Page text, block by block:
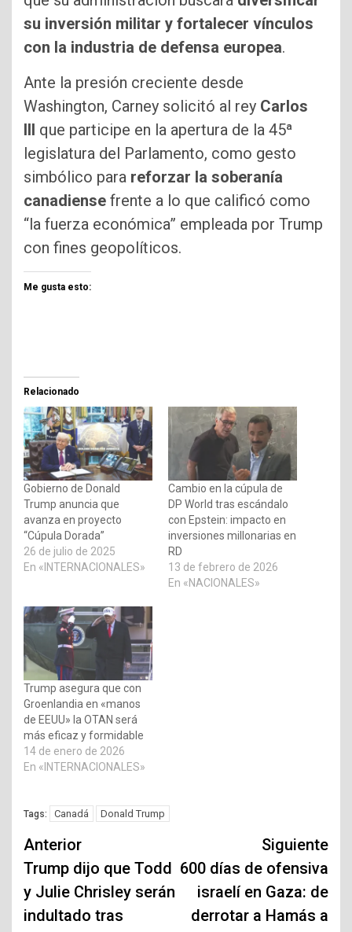
su inversión militar y fortalecer vínculos
con la industria de defensa europea.
Ante la presión creciente desde
Washington, Carney solicitó al rey Carlos
que participe en la apertura de la 45ª
legislatura del Parlamento, como gesto
simbólico para reforzar la soberanía
canadiense frente a lo que calificó como
“la fuerza económica” empleada por Trump
con fines geopolíticos.
Me gusta esto:
Relacionado
Gobierno de Donald
Trump anuncia que
avanza en proyecto
“Cúpula Dorada”
26 de julio de 2025
En «INTERNACIONALES»
Cambio en la cúpula de
DP World tras escándalo
con Epstein: impacto en
inversiones millonarias en
RD
13 de febrero de 2026
En «NACIONALES»
Trump asegura que con
Groenlandia en «manos
de EEUU» la OTAN será
más eficaz y formidable
14 de enero de 2026
En «INTERNACIONALES»
Tags: Canadá Donald Trump
Navegación
de
entradas
Anterior
Trump dijo que Todd
y Julie Chrisley serán
indultado tras
Siguiente
600 días de ofensiva
israelí en Gaza: de
derrotar a Hamás a